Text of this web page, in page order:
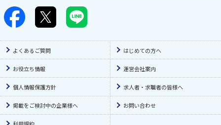
薬剤師
言語聴覚士(ST)
診療放射線技師
調理師
鍼灸師
看護小規模多機能
ショートステイ
訪問看護
有料老人ホーム
特別養護老人ホーム
訪問介護
居宅介護支援
グループホーム
夜勤多め
早番勤務のみ
土日祝休み
土日休み
年休110日〜
日曜休み
短時間勤務OK（扶養内）
よくあるご質問 はじめての方へ
お役立ち情報 運営会社案内
個人情報保護方針 求人者・求職者の皆様へ
掲載をご検討中の企業様へ お問い合わせ